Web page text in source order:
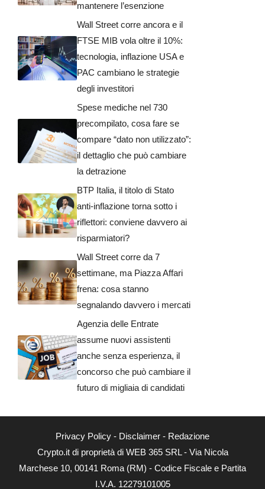
mantenere l’esenzione
Wall Street corre ancora e il
FTSE MIB vola oltre il 10%:
tecnologia, inflazione USA e
PAC cambiano le strategie
degli investitori
Spese mediche nel 730
precompilato, cosa fare se
compare “dato non utilizzato”:
il dettaglio che può cambiare
la detrazione
BTP Italia, il titolo di Stato
anti-inflazione torna sotto i
riflettori: conviene davvero ai
risparmiatori?
Wall Street corre da 7
settimane, ma Piazza Affari
frena: cosa stanno
segnalando davvero i mercati
Agenzia delle Entrate
assume nuovi assistenti
anche senza esperienza, il
concorso che può cambiare il
futuro di migliaia di candidati
Privacy Policy - Disclaimer - Redazione
Crypto.it di proprietà di WEB 365 SRL - Via Nicola
Marchese 10, 00141 Roma (RM) - Codice Fiscale e Partita
I.V.A. 12279101005